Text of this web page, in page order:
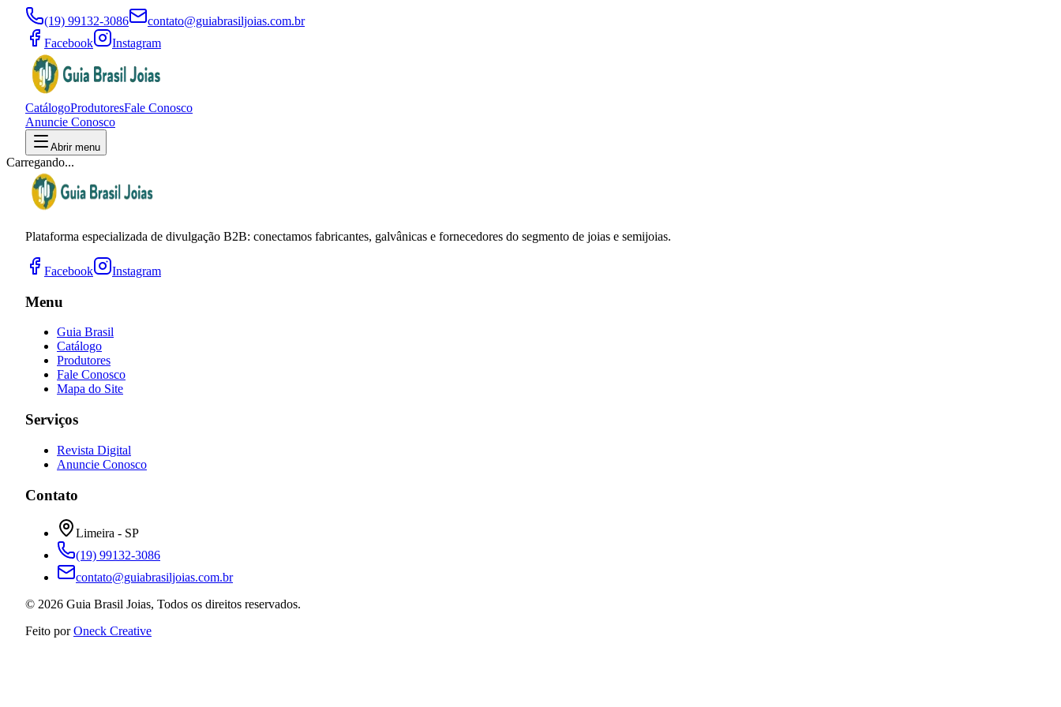
(19) 99132-3086
contato@guiabrasiljoias.com.br
Facebook
Instagram
CatálogoProdutoresFale Conosco
Anuncie Conosco
Abrir menu
Carregando...
Plataforma especializada de divulgação B2B: conectamos fabricantes, galvânicas e fornecedores do segmento de joias e semijoias.
Facebook Instagram
Menu
Guia Brasil
Catálogo
Produtores
Fale Conosco
Mapa do Site
Serviços
Revista Digital
Anuncie Conosco
Contato
Limeira - SP
(19) 99132-3086
contato@guiabrasiljoias.com.br
© 2026 Guia Brasil Joias, Todos os direitos reservados.
Feito por Oneck Creative